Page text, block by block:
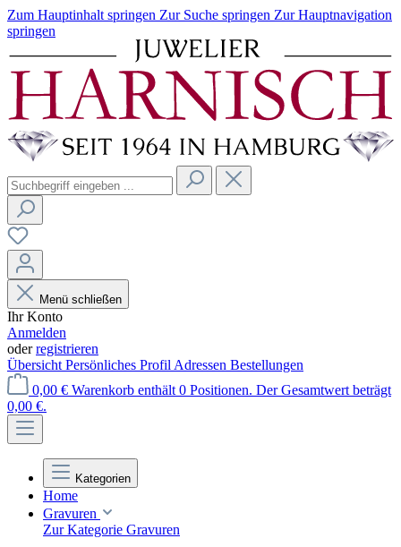
Zum Hauptinhalt springen Zur Suche springen Zur Hauptnavigation
springen
Menü schließen
Ihr Konto
Anmelden
oderregistrieren
Übersicht Persönliches Profil Adressen Bestellungen
0,00 € Warenkorb enthält 0 Positionen. Der Gesamtwert beträgt
0,00 €.
Kategorien
Home
Gravuren
Zur Kategorie Gravuren